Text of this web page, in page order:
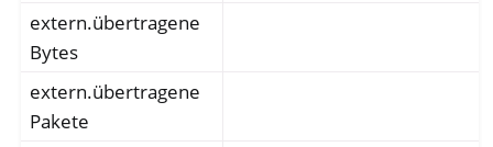
navigation of NitroWall NW750
navigation of Software
extern.übertragene
Bytes
extern.übertragene
Pakete